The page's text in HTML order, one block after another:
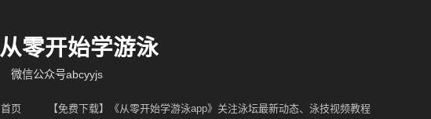
从零开始学游泳
微信公众号abcyyjs
首页 【免费下载】《从零开始学游泳app》关注泳坛最新动态、泳技视频教程